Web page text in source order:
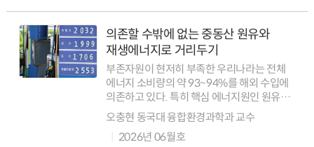
의존할 수밖에 없는 중동산 원유와
재생에너지로 거리두기
부존자원이 현저히 부족한 우리나라는 전체
에너지 소비량의 약 93~94%를 해외 수입에
의존하고 있다. 특히 핵심 에너지원인 원유의
수입은 중동 지역에 대한 편중이 심하다.
우리나라의 중동산 원유 의존도는 2024년
기준 70~72% 수준에 달한다. 20...
오충현 동국대 융합환경과학과 교수
2026년 06월호